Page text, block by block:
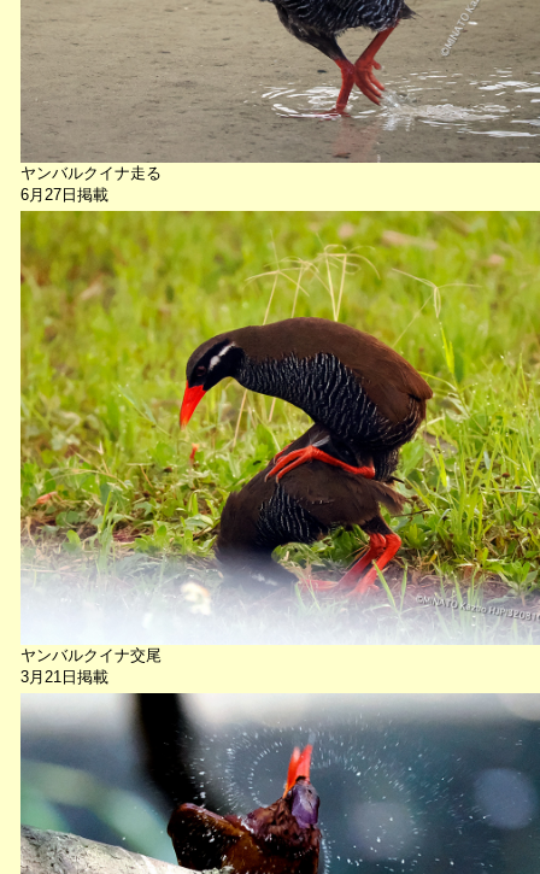
ヤンバルクイナ走る
6月27日掲載
ヤンバルクイナ交尾
3月21日掲載